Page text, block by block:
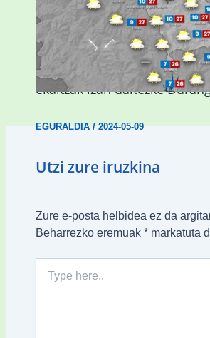
Asteburuan 25 gradu baino
ekaitzak izan daitezke
EGURALDIA/2024-05-09
Utzi zure iruzkina
Zure e-posta helbidea ez da
Beharrezko eremuak *markatuta
here..